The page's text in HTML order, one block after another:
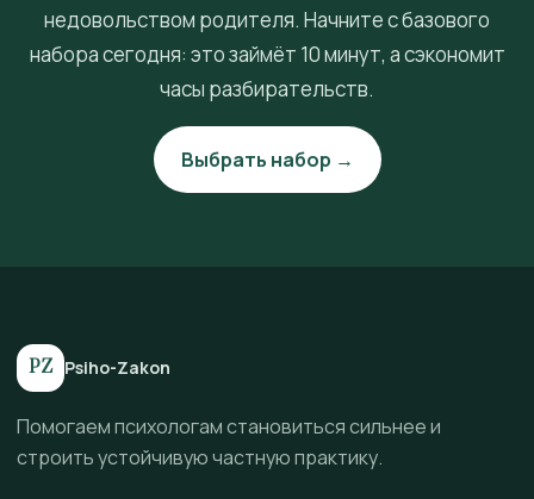
недовольством родителя. Начните с базового
набора сегодня: это займёт 10 минут, а сэкономит
часы разбирательств.
Выбрать набор →
PZ Psiho-Zakon
Помогаем психологам становиться сильнее и
строить устойчивую частную практику.